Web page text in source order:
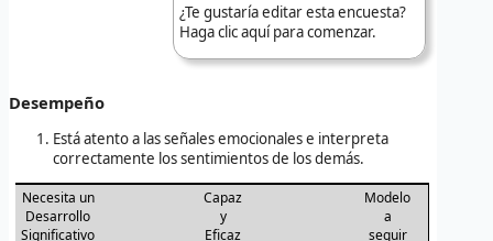
¿Te gustaría editar esta encuesta?
Haga clic aquí para comenzar.
Desempeño
Está atento a las señales emocionales e interpreta
correctamente los sentimientos de los demás.
Necesita un
Desarrollo
Significativo
Capaz
y
Eficaz
Modelo
a
seguir